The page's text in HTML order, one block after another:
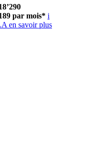
par mois* i
en savoir plus